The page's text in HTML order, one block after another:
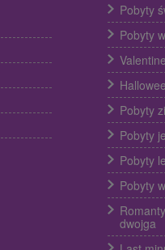
Pobyty
Pobyty
Pobyty
Pobyty
Pobyty
Pobyty
dwojga